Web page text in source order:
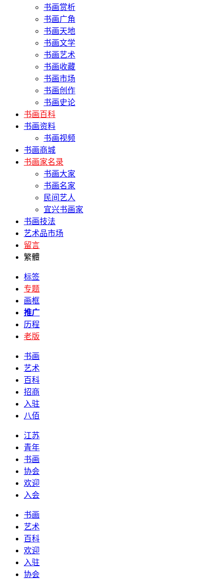
书画赏析
书画广角
书画天地
书画文学
书画艺术
书画收藏
书画市场
书画创作
书画史论
书画百科
书画资料
书画视频
书画商城
书画家名录
书画大家
书画名家
民间艺人
宜兴书画家
书画技法
艺术品市场
留言
繁體
标签
专题
画框
推广
历程
老版
书画
艺术
百科
招商
入驻
八佰
江苏
青年
书画
协会
欢迎
入会
书画
艺术
百科
欢迎
入驻
协会